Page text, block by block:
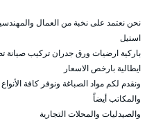
نحن نعتمد على نخبة من العمال
استيل
باركية ارضيات ورق جدران تركيب
ايطالية بارخص الاسعار
ونقدم لكم مواد الصباغة ونوفر كافة
والمكاتب أيضاً
والصيدليات والمحلات التجارية